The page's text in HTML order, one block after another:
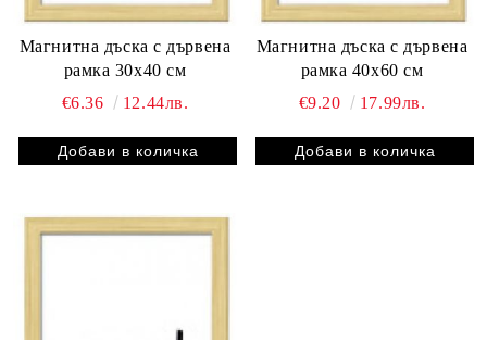
Магнитна дъска с дървена
рамка 30х40 см
€6.36
12.44лв.
Магнитна дъска с дървена
рамка 40х60 см
€9.20
17.99лв.